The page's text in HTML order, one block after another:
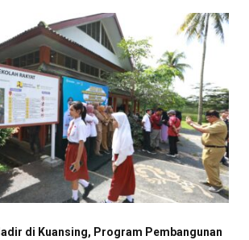
di Kuansing, Program Pembangunan